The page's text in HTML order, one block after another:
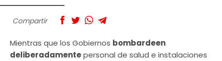
Compartir
Mientras que los Gobiernos bombardeen
deliberadamentepersonal de salud e instalaciones